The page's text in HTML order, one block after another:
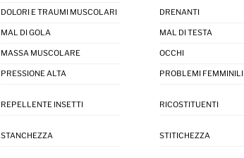
DOLORI E TRAUMI MUSCOLARI DRENANTI
MAL DI GOLA MAL DI TESTA
MASSA MUSCOLARE OCCHI
PRESSIONE ALTA PROBLEMI FEMMINILI
REPELLENTE INSETTI RICOSTITUENTI
STANCHEZZA STITICHEZZA